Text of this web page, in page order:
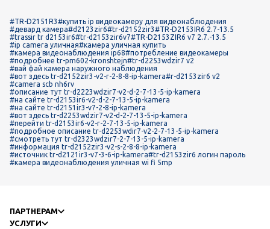
#TR-D2151R3#купить ip видеокамеру для видеонаблюдения
#девард камера#d2123zir6#tr-d2152zir3#TR-D2153IR6 2.7-13.5
#trassir tr d2153ir6#tr-d2153zir6v7#TR-D2153ZIR6 v7 2.7.-13.5
#ip camera уличная#камера уличная купить
#камера видеонаблюдения ip68#потребление видеокамеры
#подробнее tr-pm602-kronshtejn#tr-d2253wdzir7 v2
#вай фай камера наружного наблюдения
#вот здесь tr-d2152zir3-v2-r-2-8-8-ip-kamera#r-d2153zir6 v2
#camera scb nh6rv
#описание тут tr-d2223wdzir7-v2-d-2-7-13-5-ip-kamera
#на сайте tr-d2153ir6-v2-d-2-7-13-5-ip-kamera
#на сайте tr-d2151ir3-v7-2-8-ip-kamera
#вот здесь tr-d2253wdzir7-v2-d-2-7-13-5-ip-kamera
#перейти tr-d2153ir6-v2-r-2-7-13-5-ip-kamera
#подробное описание tr-d2253wdir7-v2-2-7-13-5-ip-kamera
#смотреть тут tr-d2323wdzir7-2-7-13-5-ip-kamera
#информация tr-d2152zir3-v2-s-2-8-8-ip-kamera
#источник tr-d2121ir3-v7-3-6-ip-kamera#tr-d2153zir6 логин пароль
#камера видеонаблюдения уличная wi fi 5mp
ПАРТНЕРАМ
УСЛУГИ